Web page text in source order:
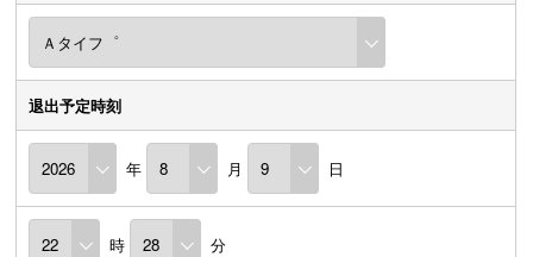
退出予定時刻
年 月 日
時 分